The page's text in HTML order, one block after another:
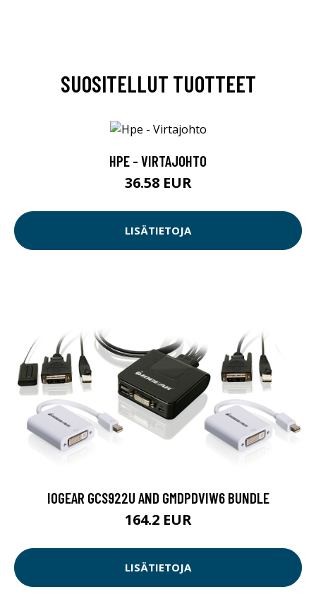
SUOSITELLUT TUOTTEET
HPE - VIRTAJOHTO
36.58 EUR
LISÄTIETOJA
IOGEAR GCS922U AND GMDPDVIW6 BUNDLE
164.2 EUR
LISÄTIETOJA